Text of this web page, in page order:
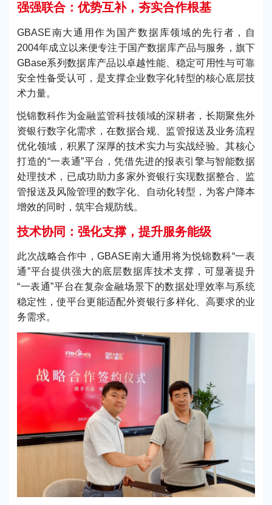
强强联合：优势互补，夯实合作根基
GBASE南大通用作为国产数据库领域的先行者，自
2004年成立以来便专注于国产数据库产品与服务，旗下
GBase系列数据库产品以卓越性能、稳定可用性与可靠
安全性备受认可，是支撑企业数字化转型的核心底层技
术力量。
悦锦数科作为金融监管科技领域的深耕者，长期聚焦外
资银行数字化需求，在数据合规、监管报送及业务流程
优化领域，积累了深厚的技术实力与实战经验。其核心
打造的“一表通”平台，凭借先进的报表引擎与智能数据
处理技术，已成功助力多家外资银行实现数据整合、监
管报送及风险管理的数字化、自动化转型，为客户降本
增效的同时，筑牢合规防线。
技术协同：强化支撑，提升服务能级
此次战略合作中，GBASE南大通用将为悦锦数科“一表
通”平台提供强大的底层数据库技术支撑，可显著提升
“一表通”平台在复杂金融场景下的数据处理效率与系统
稳定性，使平台更能适配外资银行多样化、高要求的业
务需求。